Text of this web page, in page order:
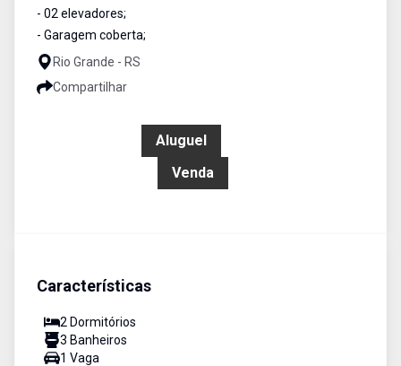
- 02 elevadores;
- Garagem coberta;
Rio Grande - RS
Compartilhar
Aluguel
Venda
Características
2 Dormitórios
3 Banheiros
1 Vaga